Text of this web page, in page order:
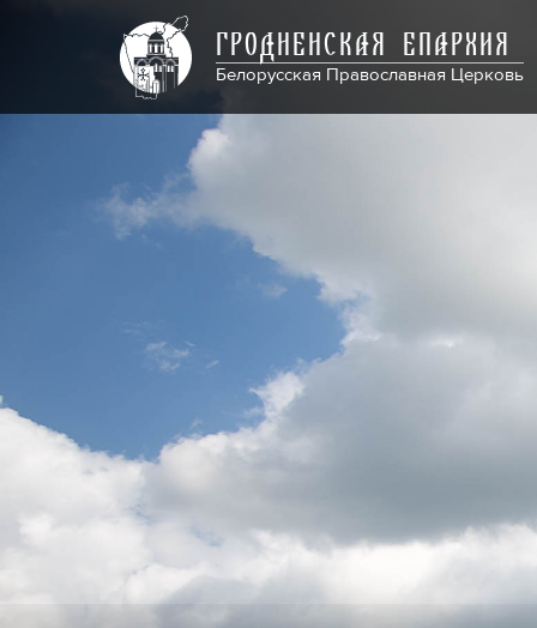
ГРОДНЕНСКАЯ ЕПАРХИЯ
Белорусская Православная Церковь